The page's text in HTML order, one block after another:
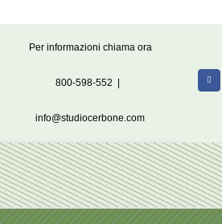
Per informazioni chiama ora
800-598-552
info@studiocerbone.com